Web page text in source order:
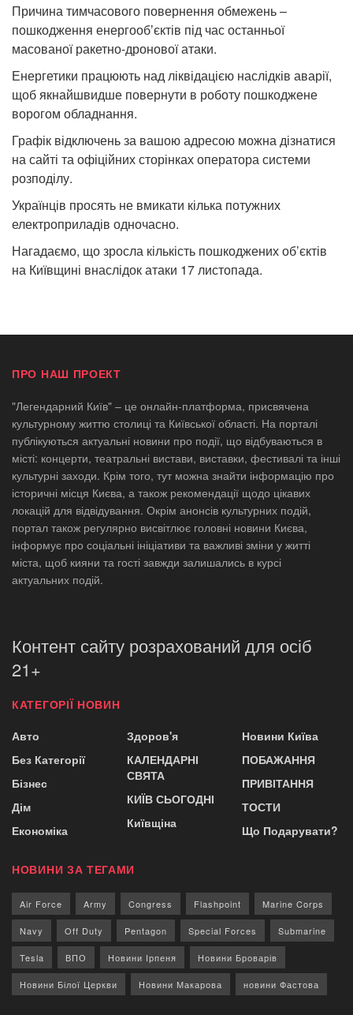
Причина тимчасового повернення обмежень –
пошкодження енергообʼєктів під час останньої
масованої ракетно-дронової атаки.
Енергетики працюють над ліквідацією наслідків аварії,
щоб якнайшвидше повернути в роботу пошкоджене
ворогом обладнання.
Графік відключень за вашою адресою можна дізнатися
на сайті та офіційних сторінках оператора системи
розподілу.
Українців просять не вмикати кілька потужних
електроприладів одночасно.
Нагадаємо, що зросла кількість пошкоджених об’єктів
на Київщині внаслідок атаки 17 листопада.
ПРО НАШ ПРОЕКТ
"Легендарний Київ" – це онлайн-платформа, присвячена
культурному життю столиці та Київської області. На порталі
публікуються актуальні новини про події, що відбуваються в
місті: концерти, театральні вистави, виставки, фестивалі та інші
культурні заходи. Крім того, тут можна знайти інформацію про
історичні місця Києва, а також рекомендації щодо цікавих
локацій для відвідування. Окрім анонсів культурних подій,
портал також регулярно висвітлює головні новини Києва,
інформує про соціальні ініціативи та важливі зміни у житті
міста, щоб кияни та гості завжди залишались в курсі
актуальних подій.
Контент сайту розрахований для осіб
21+
КАТЕГОРІЇ НОВИН
Авто
Без Категорії
Бізнес
Дім
Економіка
Здоров'я
КАЛЕНДАРНІ
СВЯТА
КИЇВ СЬОГОДНІ
Київщіна
Новини Київа
ПОБАЖАННЯ
ПРИВІТАННЯ
ТОСТИ
Що Подарувати?
НОВИНИ ЗА ТЕГАМИ
Air Force Army Congress Flashpoint Marine Corps
Navy Off Duty Pentagon Special Forces Submarine
Tesla ВПО Новини Ірпеня Новини Броварів
Новини Білої Церкви Новини Макарова новини Фастова